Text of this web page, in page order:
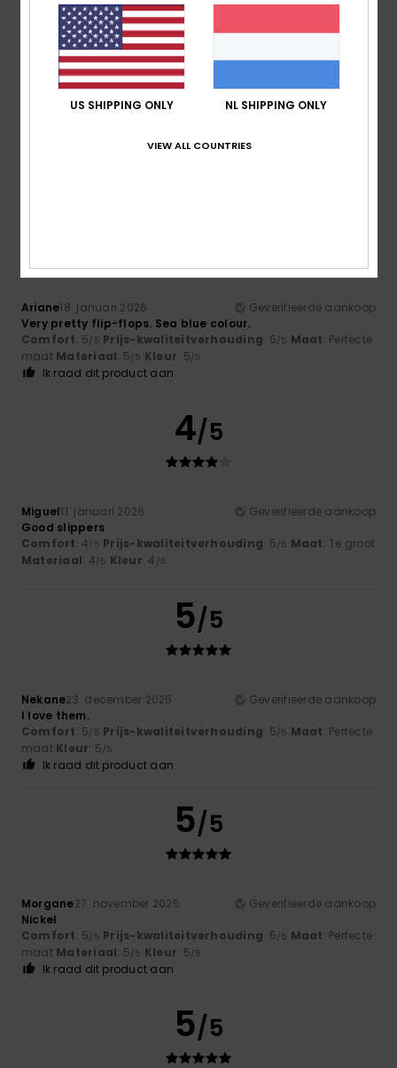
Client anonyme
28. januari
2026
aankoop
Their red colour makes them very trendy, and they are also
: 5/5
Ariane18. januari 2026
Geverifieerde aankoop
Very pretty flip-flops. Sea blue colour.
Comfort: 5/5 Prijs-kwaliteitverhouding: 5/5 Maat: Perfecte
maat Materiaal: 5/5 Kleur: 5/5
Ik raad dit product aan
4/5
Miguel11. januari 2026
Geverifieerde aankoop
Good slippers
Comfort: 4/5 Prijs-kwaliteitverhouding: 5/5 Maat: Te groot
Materiaal: 4/5 Kleur: 4 /5
5/5
Nekane23. december 2025
Geverifieerde aankoop
I love them.
Comfort: 5/5 Prijs-kwaliteitverhouding: 5/5 Maat: Perfecte
maat Kleur: 5/5
Ik raad dit product aan
5/5
Morgane27. november 2025
Geverifieerde aankoop
Nickel
Comfort: 5/5 Prijs-kwaliteitverhouding: 5/5 Maat: Perfecte
maat Materiaal: 5/5 Kleur: 5/5
Ik raad dit product aan
5/5
US SHIPPING ONLY NL SHIPPING ONLY
VIEW ALL COUNTRIES